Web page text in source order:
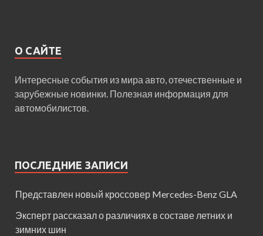
О САЙТЕ
Интересные события из мира авто, отечественные и
зарубежные новинки. Полезная информация для
автомобилистов.
ПОСЛЕДНИЕ ЗАПИСИ
Представлен новый кроссовер Mercedes-Benz GLA
Эксперт рассказал о различиях в составе летних и
зимних шин